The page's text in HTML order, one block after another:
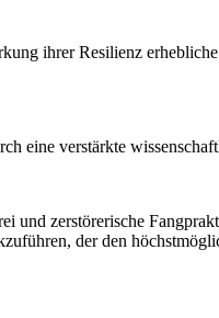
ihrer Resilienz
eine verstärkte
und zerstörerische
der den